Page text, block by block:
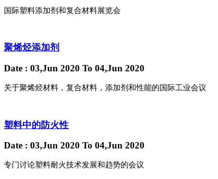
国际塑料添加剂和复合材料展览会
聚烯烃添加剂
Date : 03,Jun 2020 To 04,Jun 2020
关于聚烯烃材料，复合材料，添加剂和性能的国际工业会议
塑料中的防火性
Date : 03,Jun 2020 To 04,Jun 2020
专门讨论塑料耐火技术发展和趋势的会议